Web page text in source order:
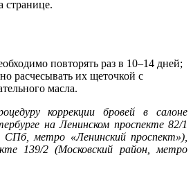
странице.
повторять раз в 10–14 дней;
расчесывать их щеточкой с
масла.
коррекции бровей в салоне
на Ленинском проспекте 82/1
СПб, метро «Ленинский проспект»),
139/2 (Московский район, метро